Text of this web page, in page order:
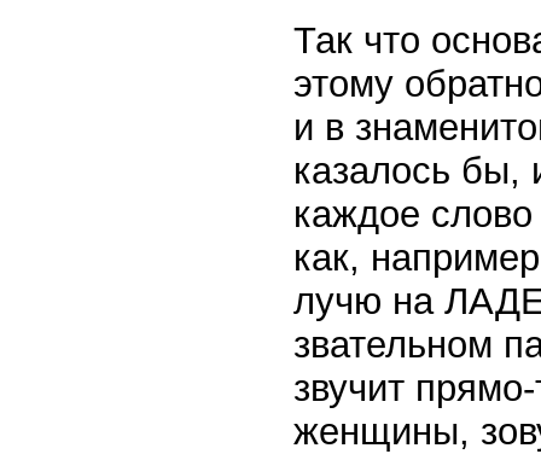
Так что
этому
и в
казалось бы,
каждое
как,
лучю на ЛАДЕ
звательном
звучит
женщины,